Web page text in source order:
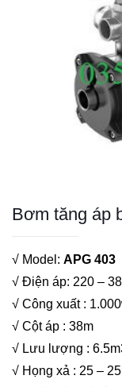
Bơm tăng áp
√ Model: APG 403
√ Điện áp: 220 –
√ Công xuất :
√ Cột áp : 38m
√ Lưu lượng :
√ Họng xả : 25 –